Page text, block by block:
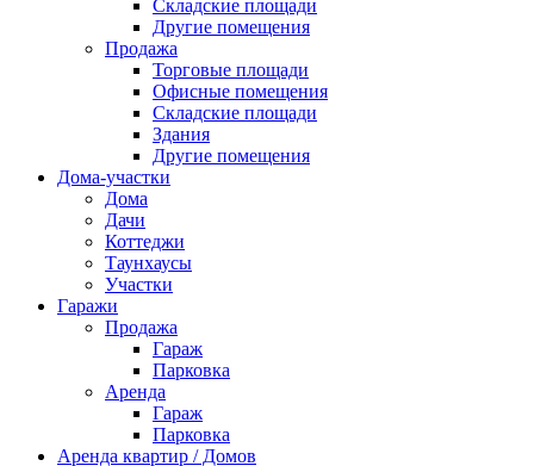
Складские площади
Другие помещения
Продажа
Торговые площади
Офисные помещения
Складские площади
Здания
Другие помещения
Дома-участки
Дома
Дачи
Коттеджи
Таунхаусы
Участки
Гаражи
Продажа
Гараж
Парковка
Аренда
Гараж
Парковка
Аренда квартир / Домов